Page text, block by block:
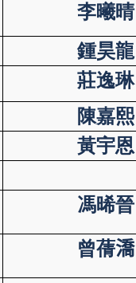
李曦晴
鍾昊龍
莊逸琳
陳嘉熙
黃宇恩
馮晞晉
曾蒨𣾷